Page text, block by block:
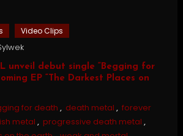
Video Clips
unveil debut single “Begging for
EP “The Darkest Places on
for death , death metal , forever
metal , progressive death metal ,